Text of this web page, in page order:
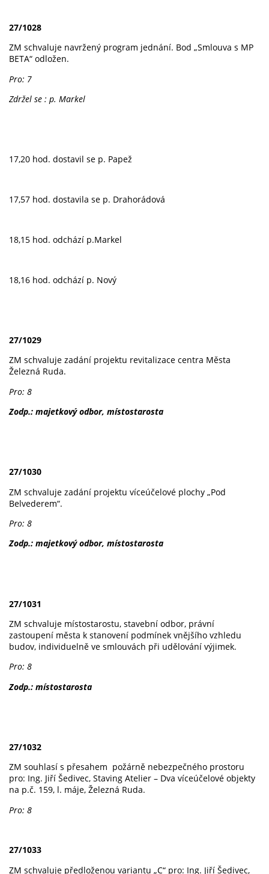
27/1028
ZM schvaluje navržený program jednání. Bod „Smlouva s MP
BETA“ odložen.
Pro: 7
Zdržel se : p. Markel
17,20 hod. dostavil se p. Papež
17,57 hod. dostavila se p. Drahorádová
18,15 hod. odchází p.Markel
18,16 hod. odchází p. Nový
27/1029
ZM schvaluje zadání projektu revitalizace centra Města
Železná Ruda.
Pro: 8
Zodp.: majetkový odbor, místostarosta
27/1030
ZM schvaluje zadání projektu víceúčelové plochy „Pod
Belvederem“.
Pro: 8
Zodp.: majetkový odbor, místostarosta
27/1031
ZM schvaluje místostarostu, stavební odbor, právní
zastoupení města k stanovení podmínek vnějšího vzhledu
budov, individuelně ve smlouvách při udělování výjimek.
Pro: 8
Zodp.: místostarosta
27/1032
ZM souhlasí s přesahem požárně nebezpečného prostoru
pro: Ing. Jiří Šedivec, Staving Atelier – Dva víceúčelové objekty
na p.č. 159, l. máje, Železná Ruda.
Pro: 8
27/1033
ZM schvaluje předloženou variantu „C“ pro: Ing. Jiří Šedivec,